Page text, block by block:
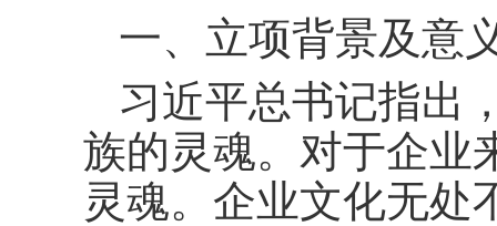
一、立项背景及意
习近平总书记指出
族的灵魂。对于企业
灵魂。企业文化无处